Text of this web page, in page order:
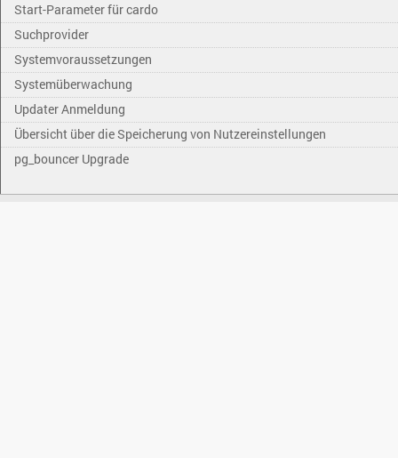
Start-Parameter für cardo
Suchprovider
Systemvoraussetzungen
Systemüberwachung
Updater Anmeldung
Übersicht über die Speicherung von Nutzereinstellungen
pg_bouncer Upgrade